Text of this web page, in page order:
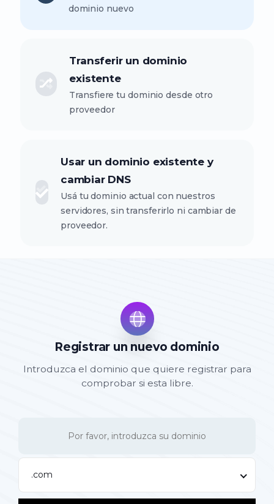
dominio nuevo
Transferir un dominio
existente
Transfiere tu dominio desde otro
proveedor
Usar un dominio existente y
cambiar DNS
Usá tu dominio actual con nuestros
servidores, sin transferirlo ni cambiar de
proveedor.
Registrar un nuevo dominio
Introduzca el dominio que quiere registrar para
comprobar si esta libre.
.com